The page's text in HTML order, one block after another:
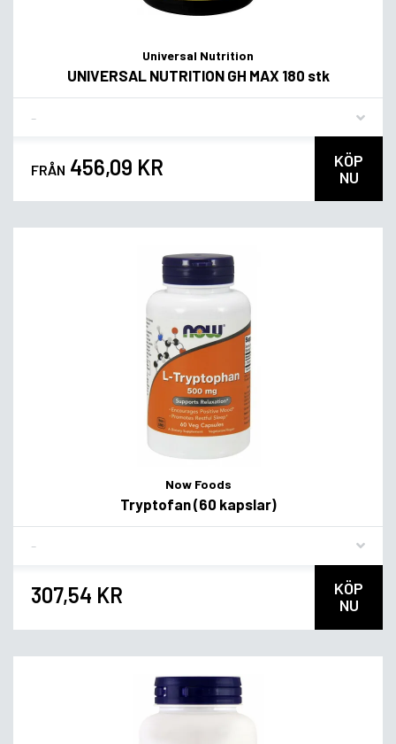
Universal Nutrition
UNIVERSAL NUTRITION GH MAX 180 stk
FRÅN 456,09 KR
KÖP
NU
Now Foods
Tryptofan (60 kapslar)
307,54 KR
KÖP
NU